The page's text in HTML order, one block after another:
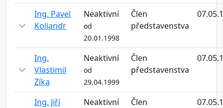
Ing. Pavel
Koliandr
Neaktivní
od
20.01.1998
Člen
představenstva
Ing.
Vlastimil
Zíka
Neaktivní
od
29.04.1999
Člen
představenstva
Ing. Jiří
Neaktivní
Člen